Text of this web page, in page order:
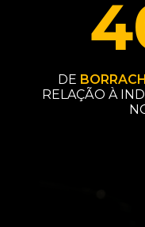
DE
RELAÇÃO À